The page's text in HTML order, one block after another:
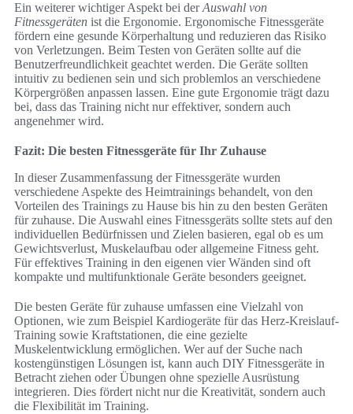
Ein weiterer wichtiger Aspekt bei derAuswahl von
Fitnessgeräten ist die Ergonomie. Ergonomische Fitnessgeräte
fördern eine gesunde Körperhaltung und reduzieren das Risiko
von Verletzungen. Beim Testen von Geräten sollte auf die
Benutzerfreundlichkeit geachtet werden. Die Geräte sollten
intuitiv zu bedienen sein und sich problemlos an verschiedene
Körpergrößen anpassen lassen. Eine gute Ergonomie trägt dazu
bei, dass das Training nicht nur effektiver, sondern auch
angenehmer wird.
Fazit: Die besten Fitnessgeräte für Ihr Zuhause
In dieser Zusammenfassung der Fitnessgeräte wurden
verschiedene Aspekte des Heimtrainings behandelt, von den
Vorteilen des Trainings zu Hause bis hin zu den besten Geräten
für zuhause. Die Auswahl eines Fitnessgeräts sollte stets auf den
individuellen Bedürfnissen und Zielen basieren, egal ob es um
Gewichtsverlust, Muskelaufbau oder allgemeine Fitness geht.
Für effektives Training in den eigenen vier Wänden sind oft
kompakte und multifunktionale Geräte besonders geeignet.
Die besten Geräte für zuhause umfassen eine Vielzahl von
Optionen, wie zum Beispiel Kardiogeräte für das Herz-Kreislauf-
Training sowie Kraftstationen, die eine gezielte
Muskelentwicklung ermöglichen. Wer auf der Suche nach
kostengünstigen Lösungen ist, kann auch DIY Fitnessgeräte in
Betracht ziehen oder Übungen ohne spezielle Ausrüstung
integrieren. Dies fördert nicht nur die Kreativität, sondern auch
die Flexibilität im Training.